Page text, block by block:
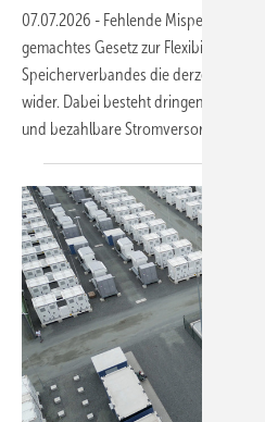
07.07.2026 - Fehlende Mispel-
gemachtes Gesetz zur Flexibilisierung
Speicherverbandes die derzeitige
wider. Dabei besteht dringender
und bezahlbare Stromversorgung zu